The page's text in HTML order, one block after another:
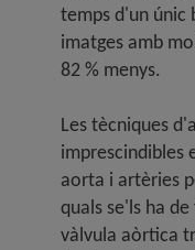
temps d'un únic
imatges amb
82 % menys.
Les tècniques
imprescindibles
aorta i artèries
quals se'ls ha
vàlvula aòrtica